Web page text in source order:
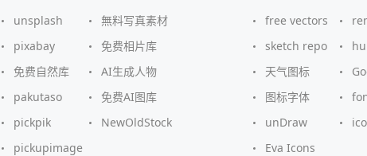
unsplash
無料写真素材
pixabay
免费相片库
免费自然库
AI生成人物
pakutaso
免费AI图库
pickpik
NewOldStock
pickupimage
free vectors
sketch repo
天气图标
图标字体
unDraw
Eva Icons